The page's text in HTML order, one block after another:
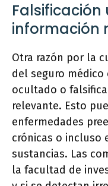
información
Otra razón por la
del seguro médico
ocultado o
relevante. Esto
enfermedades
crónicas o incluso
sustancias. Las
la facultad de